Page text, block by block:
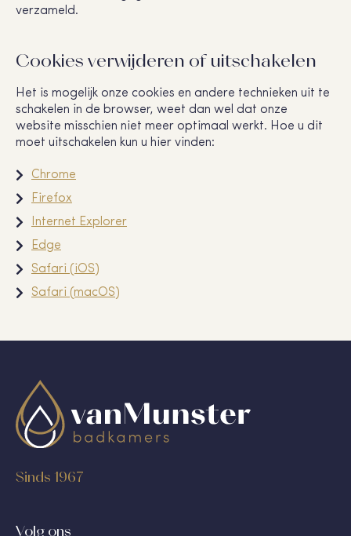
verzameld.
Cookies verwijderen of uitschakelen
Het is mogelijk onze cookies en andere technieken uit te
schakelen in de browser, weet dan wel dat onze
website misschien niet meer optimaal werkt. Hoe u dit
moet uitschakelen kun u hier vinden:
Chrome
Firefox
Internet Explorer
Edge
Safari (iOS)
Safari (macOS)
Sinds 1967
Volg ons